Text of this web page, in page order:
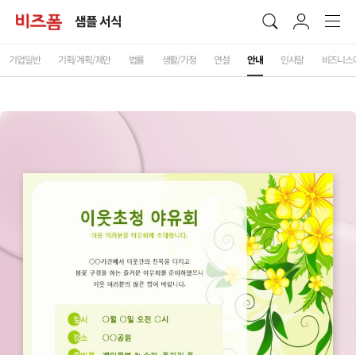
샘플 서식
기업일반 기획/계획/제안 법률 생활/가정 연설 안내 인사말 비즈니스